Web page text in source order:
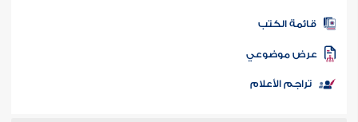
المكتبة
الكتب
موضوعي